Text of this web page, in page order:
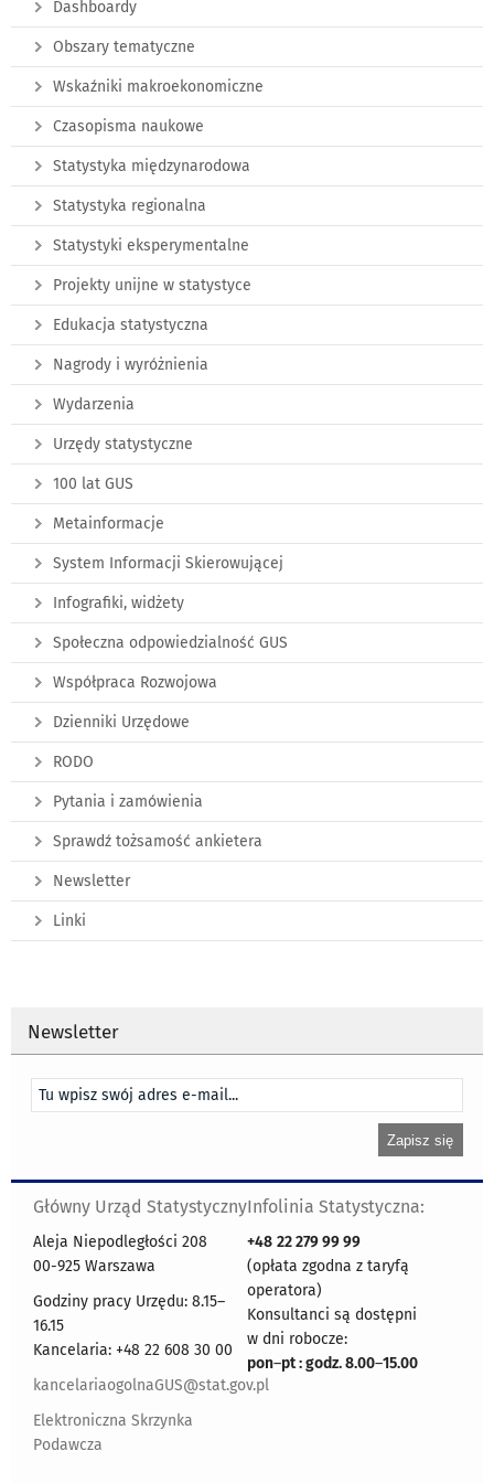
Dashboardy
Obszary tematyczne
Wskaźniki makroekonomiczne
Czasopisma naukowe
Statystyka międzynarodowa
Statystyka regionalna
Statystyki eksperymentalne
Projekty unijne w statystyce
Edukacja statystyczna
Nagrody i wyróżnienia
Wydarzenia
Urzędy statystyczne
100 lat GUS
Metainformacje
System Informacji Skierowującej
Infografiki, widżety
Społeczna odpowiedzialność GUS
Współpraca Rozwojowa
Dzienniki Urzędowe
RODO
Pytania i zamówienia
Sprawdź tożsamość ankietera
Newsletter
Linki
Newsletter
Główny Urząd Statystyczny
Aleja Niepodległości 208
00-925 Warszawa
Godziny pracy Urzędu: 8.15–
16.15
Kancelaria: +48 22 608 30 00
kancelariaogolnaGUS@stat.gov.pl
Elektroniczna Skrzynka
Podawcza
Infolinia Statystyczna:
+48 22 279 99 99
(opłata zgodna z taryfą
operatora)
Konsultanci są dostępni
w dni robocze:
pon–pt : godz. 8.00–15.00